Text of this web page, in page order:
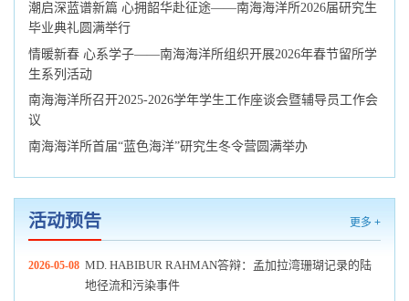
潮启深蓝谱新篇 心拥韶华赴征途——南海海洋所2026届研究生
毕业典礼圆满举行
情暖新春 心系学子——南海海洋所组织开展2026年春节留所学
生系列活动
南海海洋所召开2025-2026学年学生工作座谈会暨辅导员工作会
议
南海海洋所首届“蓝色海洋”研究生冬令营圆满举办
活动预告 更多 +
2026-05-08 MD. HABIBUR RAHMAN答辩：孟加拉湾珊瑚记录的陆
地径流和污染事件